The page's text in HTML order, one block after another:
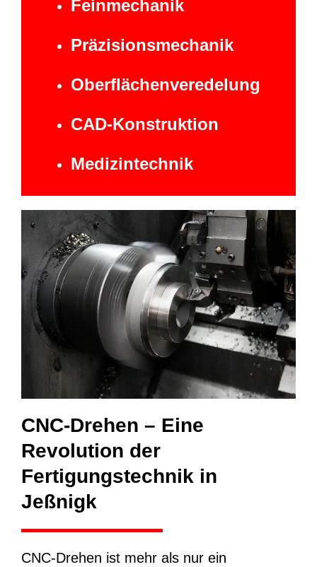
Feinmechanik
Präzisionsmechanik
Oberflächenveredelung
CAD-Konstruktion
Medizintechnik
CNC-Drehen – Eine
Revolution der
Fertigungstechnik in
Jeßnigk
CNC-Drehen ist mehr als nur ein